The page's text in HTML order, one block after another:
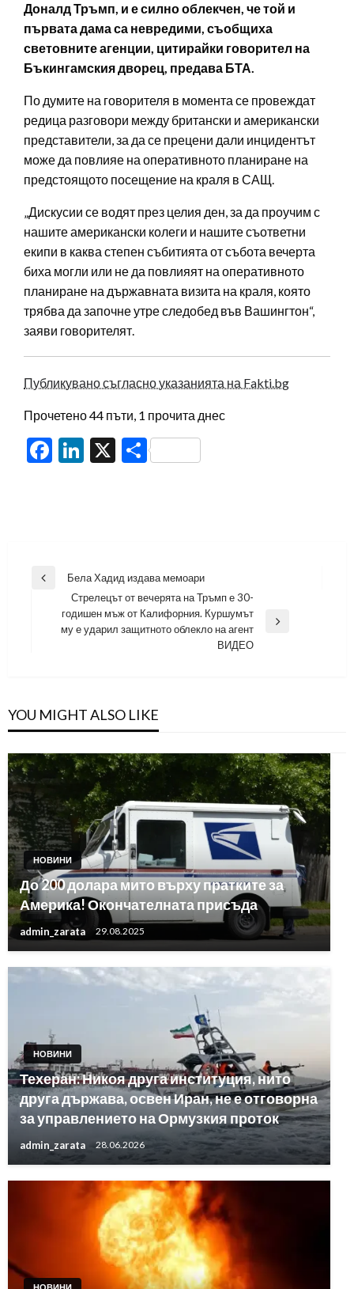
Доналд Тръмп, и е силно облекчен, че той и
първата дама са невредими, съобщиха
световните агенции, цитирайки говорител на
Бъкингамския дворец, предава БТА.
По думите на говорителя в момента се провеждат
редица разговори между британски и американски
представители, за да се прецени дали инцидентът
може да повлияе на оперативното планиране на
предстоящото посещение на краля в САЩ.
„Дискусии се водят през целия ден, за да проучим с
нашите американски колеги и нашите съответни
екипи в каква степен събитията от събота вечерта
биха могли или не да повлияят на оперативното
планиране на държавната визита на краля, която
трябва да започне утре следобед във Вашингтон“,
заяви говорителят.
Публикувано съгласно указанията на Fakti.bg
Прочетено 44 пъти, 1 прочита днес
Facebook
LinkedIn
X Share
Навигация
Previous
Бела Хадид издава мемоари
Next
Стрелецът от вечерята на Тръмп е 30-
годишен мъж от Калифорния. Куршумът
му е ударил защитното облекло на агент
ВИДЕО
YOU MIGHT ALSO LIKE
НОВИНИ
До 200 долара мито върху пратките за
Америка! Окончателната присъда
admin_zarata 29.08.2025
НОВИНИ
Техеран: Никоя друга институция, нито
друга държава, освен Иран, не е отговорна
за управлението на Ормузкия проток
admin_zarata 28.06.2026